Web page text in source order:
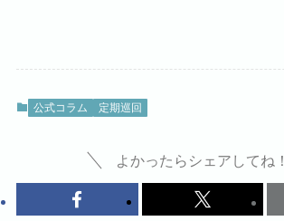
公式コラム 定期巡回
よかったらシェアしてね！